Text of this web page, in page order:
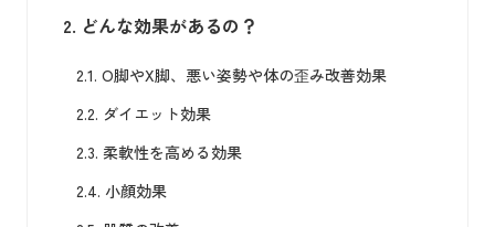
2. どんな効果があるの？
2.1. O脚やX脚、悪い姿勢や体の歪み改善効果
2.2. ダイエット効果
2.3. 柔軟性を高める効果
2.4. 小顔効果